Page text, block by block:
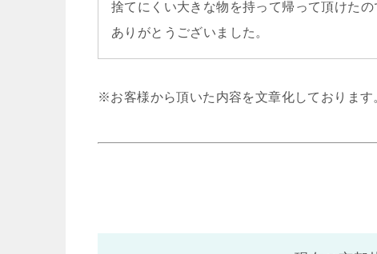
捨てにくい大きな物を持って帰って頂けたの
ありがとうございました。
※お客様から頂いた内容を文章化しております